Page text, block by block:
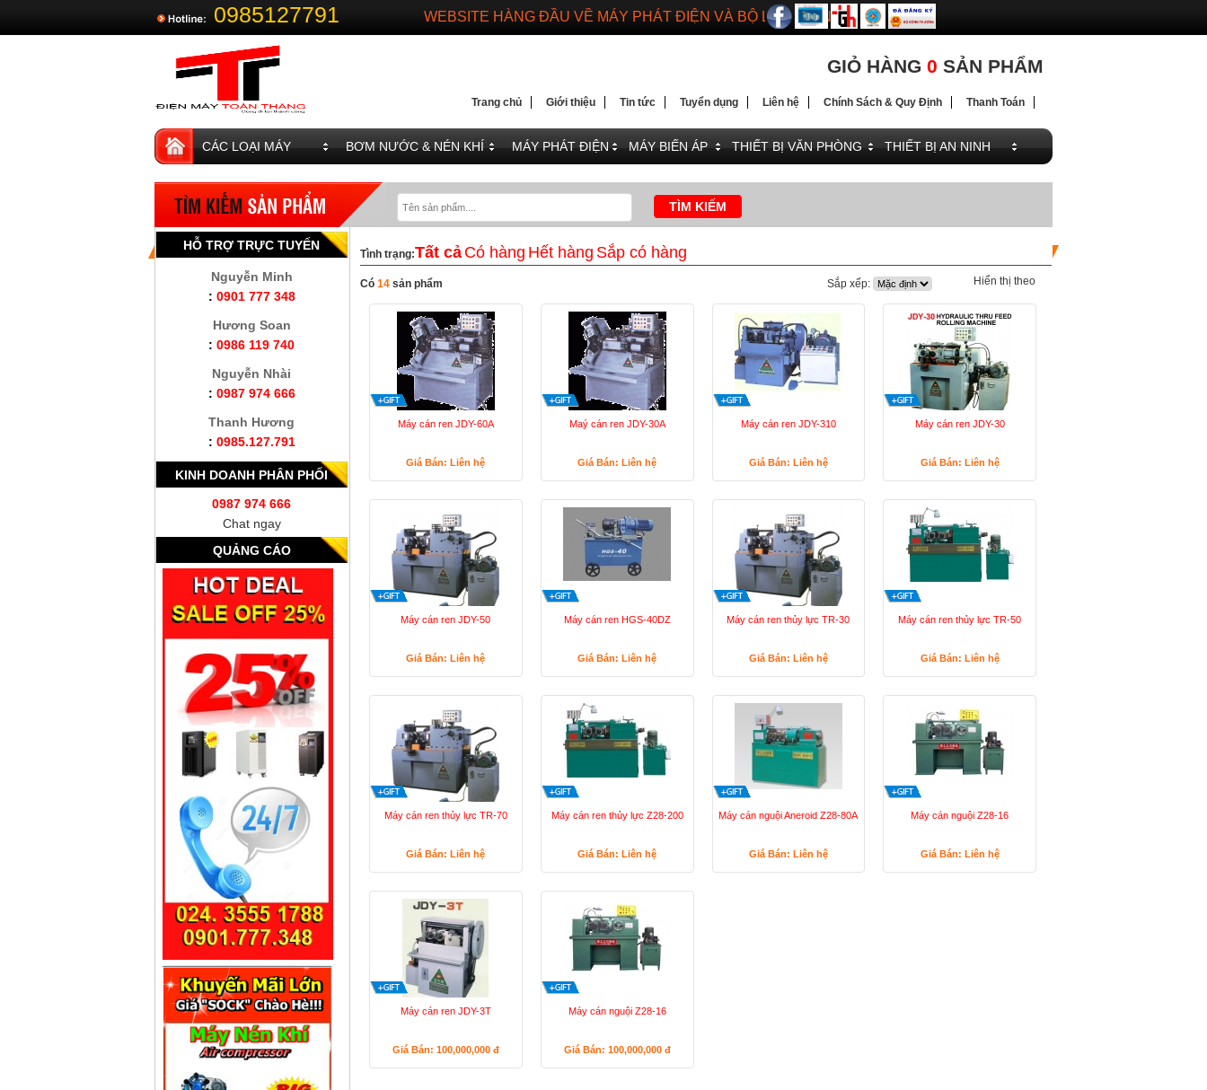
0985127791
WEBSITE HÀNG ĐẦU VỀ MÁY PHÁT ĐIỆN VÀ BỘ LƯU ĐIỆN
DIENMAYTOANTHANG.COM
GIỎ HÀNG 0 SẢN PHẨM
Trang chủ Giới thiệu Tin tức Tuyển dụng Liên hệ Chính Sách & Quy Định Thanh Toán
CÁC LOẠI MÁY BƠM NƯỚC & NÉN KHÍ MÁY PHÁT ĐIỆN MÁY BIẾN ÁP THIẾT BỊ VĂN PHÒNG THIẾT BỊ AN NINH
Tình trạng:Tất cả Có hàng Hết hàng Sắp có hàng
Có 14 sản phẩm Sắp xếp: Hiển thị theo
Máy cán ren JDY-60A
Giá Bán: Liên hệ
Maý cán ren JDY-30A
Giá Bán: Liên hệ
Máy cán ren JDY-310
Giá Bán: Liên hệ
Máy cán ren JDY-30
Giá Bán: Liên hệ
Máy cán ren JDY-50
Giá Bán: Liên hệ
Máy cán ren HGS-40DZ
Giá Bán: Liên hệ
Máy cán ren thủy lực TR-30
Giá Bán: Liên hệ
Máy cán ren thủy lực TR-50
Giá Bán: Liên hệ
Máy cán ren thủy lực TR-70
Giá Bán: Liên hệ
Máy cán ren thủy lực Z28-200
Giá Bán: Liên hệ
Máy cán nguội Aneroid Z28-80A
Giá Bán: Liên hệ
Máy cán nguội Z28-16
Giá Bán: Liên hệ
Máy cán ren JDY-3T
Giá Bán: 100,000,000 đ
Máy cán nguội Z28-16
Giá Bán: 100,000,000 đ
HỖ TRỢ TRỰC TUYẾN
Nguyễn Minh
: 0901 777 348
Hương Soan
: 0986 119 740
Nguyễn Nhài
: 0987 974 666
Thanh Hương
: 0985.127.791
KINH DOANH PHÂN PHỐI
0987 974 666
Chat ngay
QUẢNG CÁO